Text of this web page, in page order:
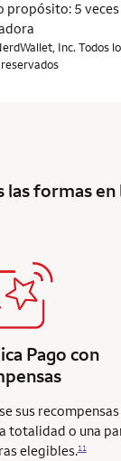
propósito: 5 veces
Inc. Todos
las formas
Pago con
sus
totalidad o una
elegibles.11